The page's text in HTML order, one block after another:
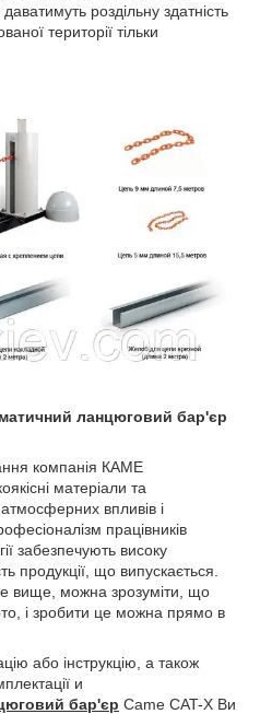
роздільну здатність
території тільки
ланцюговий бар'єр
компанія КАМЕ
матеріали та
атмосферних впливів і
працівників
забезпечують високу
продукції, що випускається.
вище, можна зрозуміти, що
і зробити це можна прямо в
або інструкцію, а також
и
бар'єр Came CAT-X Ви